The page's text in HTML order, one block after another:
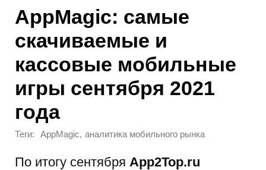
AppMagic: самые
скачиваемые и
кассовые мобильные
игры сентября 2021
года
Теги: AppMagic, аналитика мобильного рынка
По итогу сентября App2Top.ru